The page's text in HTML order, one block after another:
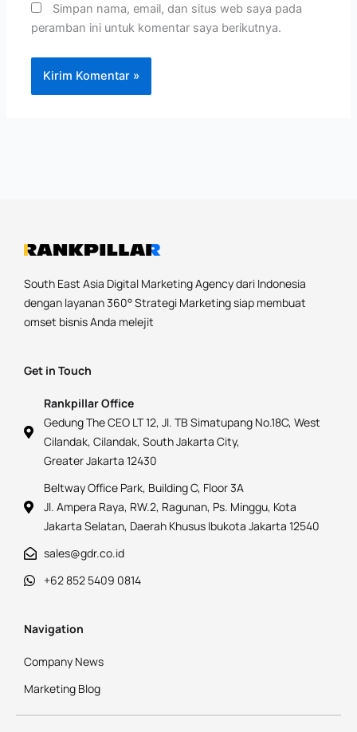
Simpan nama, email, dan situs web saya pada
peramban ini untuk komentar saya berikutnya.
South East Asia Digital Marketing Agency dari Indonesia
dengan layanan 360° Strategi Marketing siap membuat
omset bisnis Anda melejit
Get in Touch
Rankpillar Office
Gedung The CEO LT 12, Jl. TB Simatupang No.18C, West
Cilandak, Cilandak, South Jakarta City,
Greater Jakarta 12430
Beltway Office Park, Building C, Floor 3A
Jl. Ampera Raya, RW.2, Ragunan, Ps. Minggu, Kota
Jakarta Selatan, Daerah Khusus Ibukota Jakarta 12540
sales@gdr.co.id
+62 852 5409 0814
Navigation
Company News
Marketing Blog